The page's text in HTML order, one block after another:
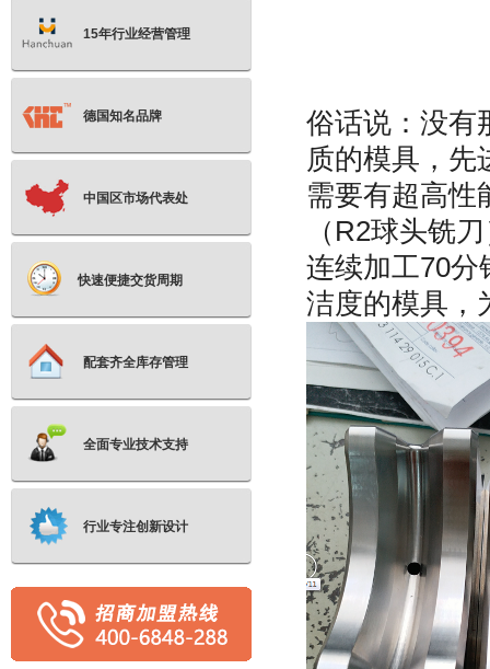
俗话说：没有
质的模具，先
需要有超高性
（ R2球头铣
连续加工70分
洁度的模具，
15年行业经营管理
德国知名品牌
中国区市场代表处
快速便捷交货周期
配套齐全库存管理
全面专业技术支持
行业专注创新设计